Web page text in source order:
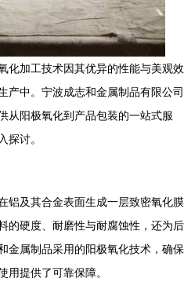
化加工技术因其优异的性能与美观效
产中。宁波成志和金属制品有限公司
从阳极氧化到产品包装的一站式服
探讨。
铝及其合金表面生成一层致密氧化膜
的硬度、耐磨性与耐腐蚀性，还为后
金属制品采用的阳极氧化技术，确保
用提供了可靠保障。